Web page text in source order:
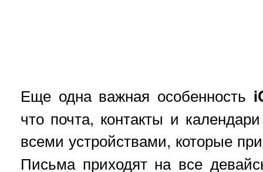
Еще одна важная особенность
что почта, контакты и
всеми устройствами, которые
Письма приходят на все